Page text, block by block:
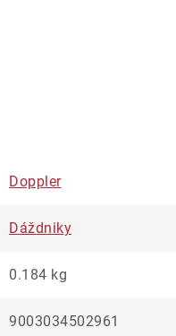
Doppler
Dáždniky
0.184 kg
9003034502961